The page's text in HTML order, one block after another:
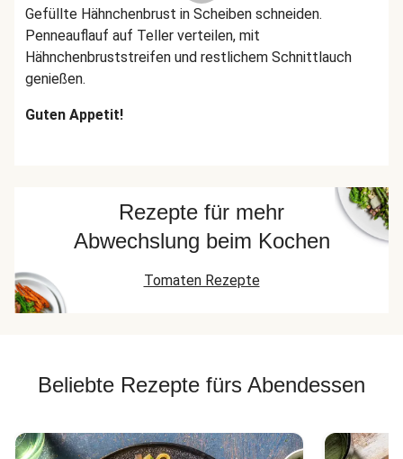
Gefüllte Hähnchenbrust in Scheiben schneiden.
Penneauflauf auf Teller verteilen, mit
Hähnchenbruststreifen und restlichem Schnittlauch
genießen.
Guten Appetit!
Rezepte für mehr
Abwechslung beim Kochen
Tomaten Rezepte
Beliebte Rezepte fürs Abendessen